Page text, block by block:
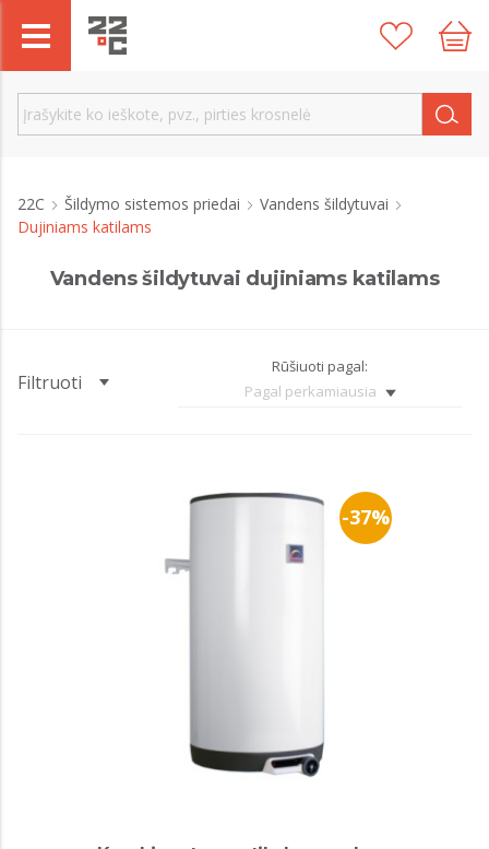
22C Šildymo sistemos priedai
Vandens šildytuvai
Dujiniams katilams
Vandens šildytuvai dujiniams katilams
Filtruoti
Rūšiuoti pagal:
Pagal perkamiausia
-37%